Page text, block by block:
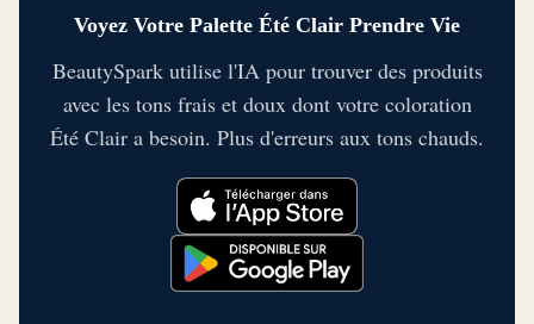
Voyez Votre Palette Été Clair Prendre Vie
BeautySpark utilise l'IA pour trouver des produits
avec les tons frais et doux dont votre coloration
Été Clair a besoin. Plus d'erreurs aux tons chauds.